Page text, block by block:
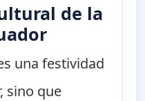
de la
una festividad
sino que